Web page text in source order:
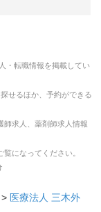
・転職情報を掲載してい
せるほか、予約ができる
師求人、薬剤師求人情報
になってください。
> 医療法人 三木外